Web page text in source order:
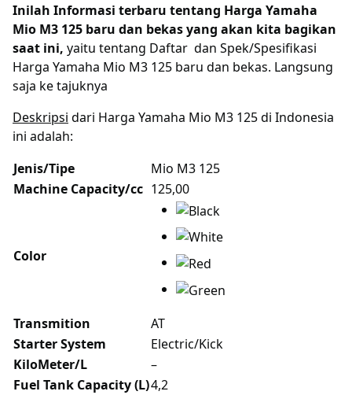
Inilah Informasi terbaru tentang Harga Yamaha
Mio M3 125 baru dan bekas yang akan kita bagikan
saat ini, yaitu tentang Daftar dan Spek/Spesifikasi
Harga Yamaha Mio M3 125 baru dan bekas. Langsung
saja ke tajuknya
Deskripsi dari Harga Yamaha Mio M3 125 di Indonesia
ini adalah:
Jenis/Tipe
Mio M3 125
Machine Capacity/cc 125,00
Color
Transmition
AT
Starter System
Electric/Kick
KiloMeter/L
–
Fuel Tank Capacity (L)4,2